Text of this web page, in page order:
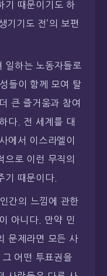
기 때문이기도 하
기기도 전’의 보편
일하는 노동자들로
들이 함께 모여 탈
큰 즐거움과 참여
다. 전 세계를 대
에서 이스라엘이
으로 이런 무직의
기 때문이다.
간의 느낌에 관한
아니다. 만약 민
문제라면 모든 사
어떤 투표권을